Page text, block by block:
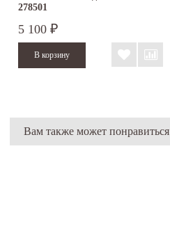
278501
5 100 ₽
Вам также может понравиться